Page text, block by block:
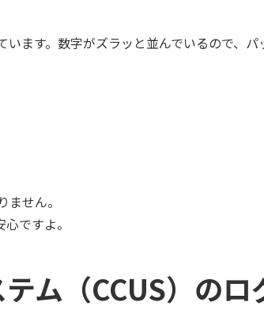
ます。数字がズラッと並んでいるので、パ
せん。
ですよ。
ム（CCUS）のロ